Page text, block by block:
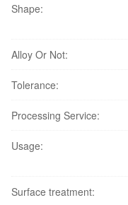
Shape:
Alloy Or Not:
Tolerance:
Processing Service:
Usage:
Surface treatment: